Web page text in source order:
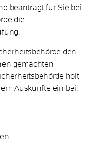
beantragt für Sie bei
die
den
gemachten
holt
Auskünfte ein bei: